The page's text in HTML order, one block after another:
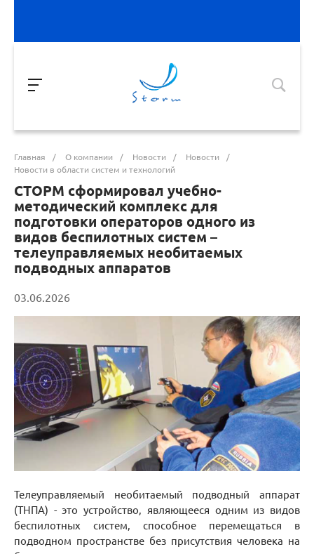
Главная / О компании / Новости / Новости
/
Новости в области систем и технологий
СТОРМ сформировал учебно-
методический комплекс для
подготовки операторов одного из
видов беспилотных систем –
телеуправляемых необитаемых
подводных аппаратов
03.06.2026
Телеуправляемый необитаемый подводный аппарат
(ТНПА) - это устройство, являющееся одним из видов
беспилотных систем, способное перемещаться в
подводном пространстве без присутствия человека на